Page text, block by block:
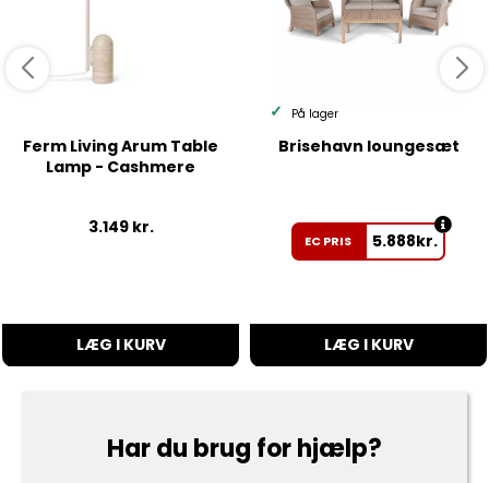
Ferm Living Arum Table
Lamp - Cashmere
3.149 kr.
LÆG I KURV
På lager
Brisehavn loungesæt
EC PRIS 5.888kr.
LÆG I KURV
Har du brug for hjælp?